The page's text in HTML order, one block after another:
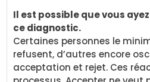
Il est possible que vous
ce diagnostic.
Certaines personnes le
refusent, d’autres encore
acceptation et rejet. Ces